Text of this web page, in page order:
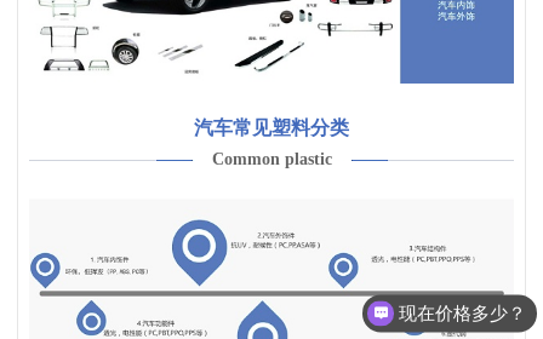
汽车常见塑料分类
Common plastic
现在价格多少？